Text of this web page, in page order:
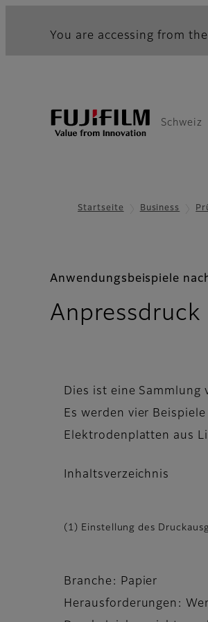
You are accessing from
Schweiz
Startseite Business
Anwendungsbeispiele
Anpressdruck
Dies ist eine Sammlung
Es werden vier
Elektrodenplatten aus
Inhaltsverzeichnis
(1) Einstellung des
Branche: Papier
Herausforderungen: